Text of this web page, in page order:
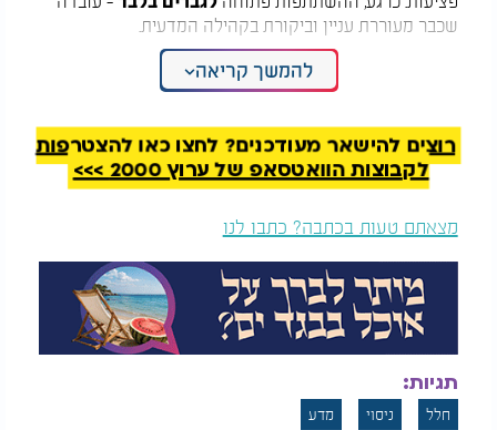
שכבר מעוררת עניין וביקורת בקהילה המדעית.
צילומים נדירים מהחלל: הצצה אל הצד
הנסתר של הירח דימוס
במקביל לניסוי, החללית האירופית
הלא-מאוישת "הרה" ממשיכה במשימתה בחלל - ומביאה
עמה תגליות מרתקות. במהלך מסעה, צילמה החללית תמונות
ממסלולו על ידי כוח הכבידה של צדק ונלכד על ידי מאדים.
בשל תהליך זה, הוא "נעול כבידתית" כלפי מאדים - כלומר,
הוא פונה תמיד לאותו הצד של כוכב הלכת. התמונות
החדשות, שצולמו באמצעות מצלמות מתקדמות וחיישני
אינפרא-אדום, חושפות לראשונה את הצד הרחוק של דימוס
- צד שטרם תועד במלואו בעבר. מדענים מקווים שהתמונות
להמשך קריאה
רוצים להישאר מעודכנים? לחצו כאן להצטרפות
לקבוצות הוואטסאפ של ערוץ 2000 >>>
מצאתם טעות בכתבה? כתבו לנו
תגיות:
חלל ניסוי מדע